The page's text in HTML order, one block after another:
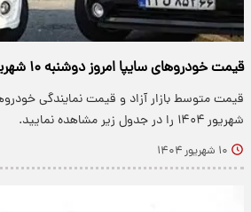
قیمت خودرو‌های سایپا امروز دوشنبه ۱۰ شهریور
شهریور ۱۴۰۴ را در جدول زیر مشاهده نمایید.
۱۰ شهریور ۱۴۰۴